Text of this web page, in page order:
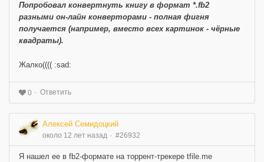
Попробовал конвертнуть книгу в формат *.fb2
разными он-лайн конверторами - полная фигня
получается (например, вместо всех картинок - чёрные
квадраты).
Жалко(((( :sad:
0 Ответить
Алексей Семидоцкий
около 12 лет назад #26932
Я нашел ее в fb2-формате на торрент-трекере tfile.me